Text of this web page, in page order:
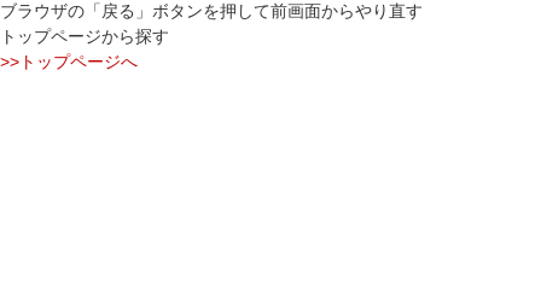
ブラウザの「戻る」ボタンを押して前画面からやり直す
トップページから探す
>>トップページへ